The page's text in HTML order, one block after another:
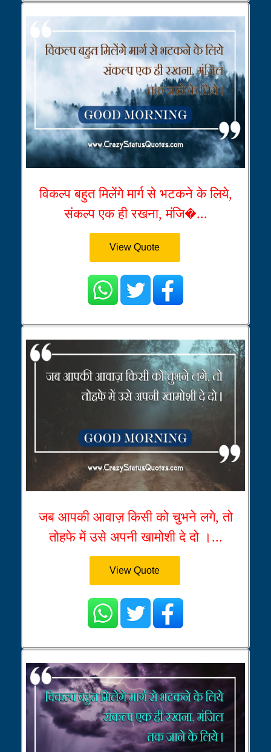
विकल्प बहुत मिलेंगे मार्ग से भटकने के लिये,
संकल्प एक ही रखना, मंजि�...
View Quote
जब आपकी आवाज़ किसी को चुभने लगे, तो
तोहफे में उसे अपनी खामोशी दे दो ।...
View Quote